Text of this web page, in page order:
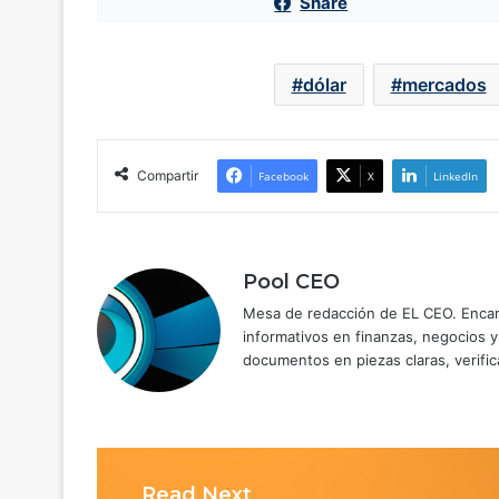
dólar mercados
Compartir Facebook X LinkedIn
Pool CEO
Mesa de redacción de EL CEO.
informativos en finanzas, negocios
documentos en piezas claras,